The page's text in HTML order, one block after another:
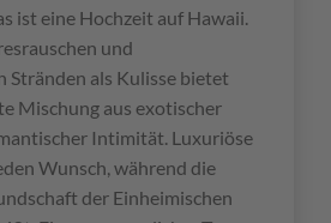
ist eine Hochzeit auf Hawaii.
und
Stränden als Kulisse bietet
Mischung aus exotischer
Intimität. Luxuriöse
Wunsch, während die
der Einheimischen